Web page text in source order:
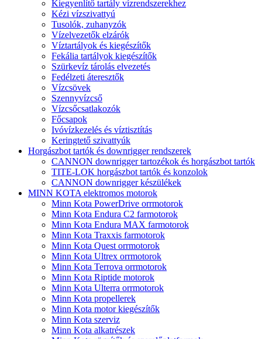
Kiegyenlítő tartály vízrendszerekhez
Kézi vízszivattyú
Tusolók, zuhanyzók
Vízelvezetők elzárók
Víztartályok és kiegészítők
Fekália tartályok kiegészítők
Szürkevíz tárolás elvezetés
Fedélzeti áteresztők
Vízcsövek
Szennyvízcső
Vízcsőcsatlakozók
Főcsapok
Ivóvízkezelés és víztisztítás
Keringtető szivattyúk
Horgászbot tartók és downrigger rendszerek
CANNON downrigger tartozékok és horgászbot tartók
TITE-LOK horgászbot tartók és konzolok
CANNON downrigger készülékek
MINN KOTA elektromos motorok
Minn Kota PowerDrive orrmotorok
Minn Kota Endura C2 farmotorok
Minn Kota Endura MAX farmotorok
Minn Kota Traxxis farmotorok
Minn Kota Quest orrmotorok
Minn Kota Ultrex orrmotorok
Minn Kota Terrova orrmotorok
Minn Kota Riptide motorok
Minn Kota Ulterra orrmotorok
Minn Kota propellerek
Minn Kota motor kiegészítők
Minn Kota szerviz
Minn Kota alkatrészek